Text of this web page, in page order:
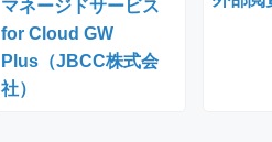
マネージドサービス
for Cloud GW
Plus（JBCC株式会
社）